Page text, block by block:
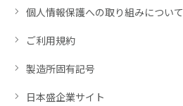
個人情報保護への取り組みについて
ご利用規約
製造所固有記号
日本盛企業サイト